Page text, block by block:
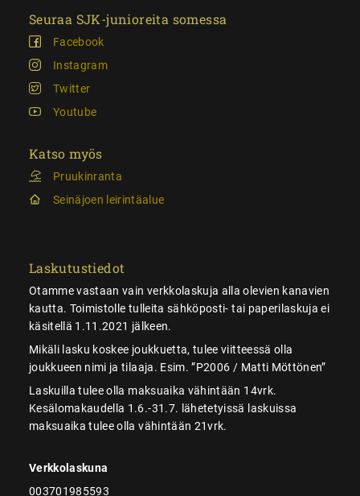
Seuraa SJK-junioreita somessa
Facebook
Instagram
Twitter
Youtube
Katso myös
Pruukinranta
Seinäjoen leirintäalue
Laskutustiedot
Otamme vastaan vain verkkolaskuja alla olevien kanavien
kautta. Toimistolle tulleita sähköposti- tai paperilaskuja ei
käsitellä 1.11.2021 jälkeen.
Mikäli lasku koskee joukkuetta, tulee viitteessä olla
joukkueen nimi ja tilaaja. Esim. ”P2006 / Matti Möttönen”
Laskuilla tulee olla maksuaika vähintään 14vrk.
Kesälomakaudella 1.6.-31.7. lähetetyissä laskuissa
maksuaika tulee olla vähintään 21vrk.
Verkkolaskuna
003701985593